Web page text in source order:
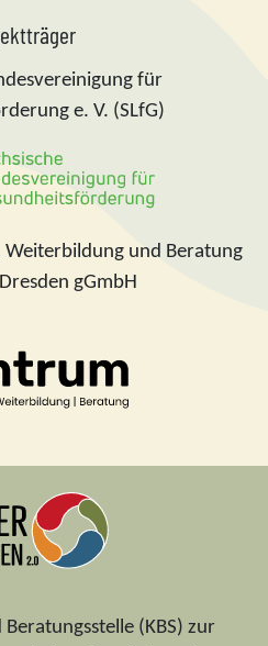
für
e. V. (SLfG)
und Beratung
gGmbH
(KBS) zur